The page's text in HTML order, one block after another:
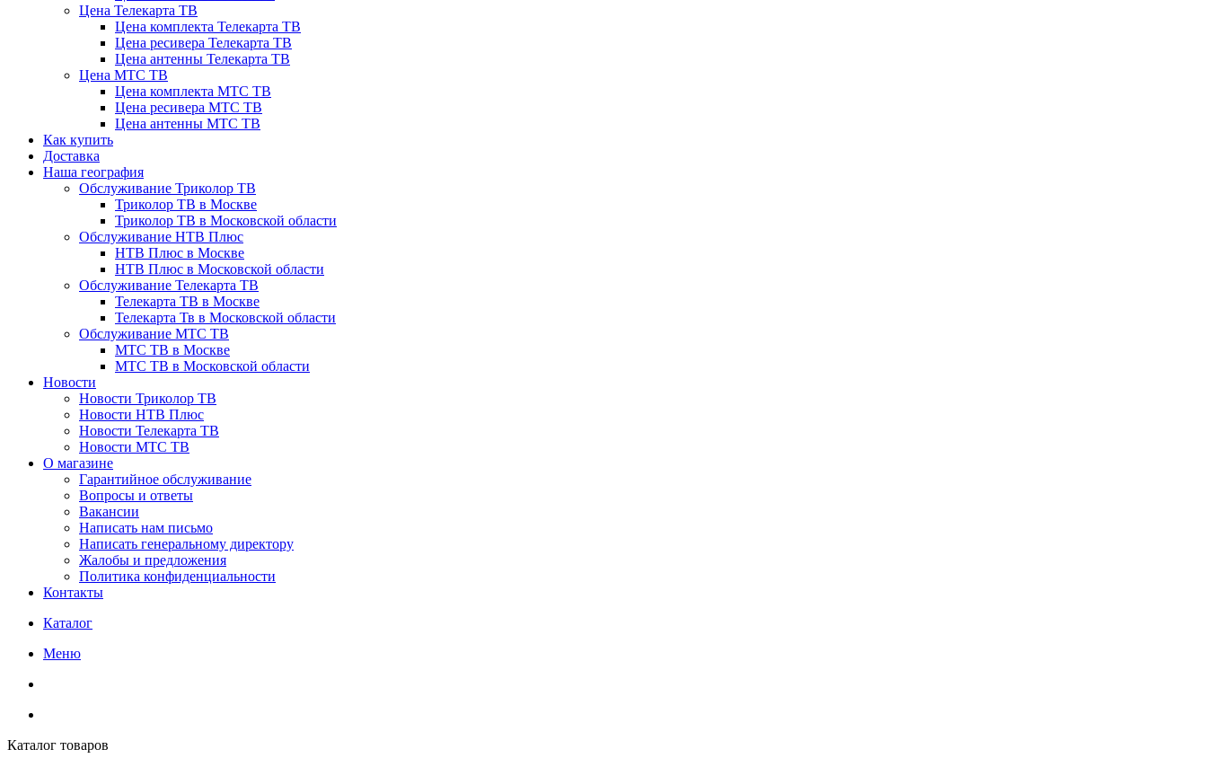
Цена Телекарта ТВ
Цена комплекта Телекарта ТВ
Цена ресивера Телекарта ТВ
Цена антенны Телекарта ТВ
Цена МТС ТВ
Цена комплекта МТС ТВ
Цена ресивера МТС ТВ
Цена антенны МТС ТВ
Как купить
Доставка
Наша география
Обслуживание Триколор ТВ
Триколор ТВ в Москве
Триколор ТВ в Московской области
Обслуживание НТВ Плюс
НТВ Плюс в Москве
НТВ Плюс в Московской области
Обслуживание Телекарта ТВ
Телекарта ТВ в Москве
Телекарта Тв в Московской области
Обслуживание МТС ТВ
МТС ТВ в Москве
МТС ТВ в Московской области
Новости
Новости Триколор ТВ
Новости НТВ Плюс
Новости Телекарта ТВ
Новости МТС ТВ
О магазине
Гарантийное обслуживание
Вопросы и ответы
Вакансии
Написать нам письмо
Написать генеральному директору
Жалобы и предложения
Политика конфиденциальности
Контакты
Каталог
Меню
Каталог товаров